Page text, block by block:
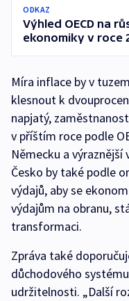
ODKAZ
Výhled OECD na
ekonomiky v roce
Míra inflace by v
klesnout k
napjatý,
v příštím roce podle
Německu a
Česko by také podle
výdajů, aby se
výdajům na obranu,
transformaci.
Zpráva také
důchodového
udržitelnosti. „Další